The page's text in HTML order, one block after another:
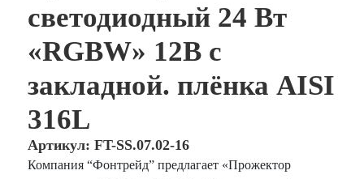
светодиодный 24 Вт
«RGBW» 12В с
закладной. плёнка AISI
316L
Артикул: FT-SS.07.02-16
Компания “Фонтрейд” предлагает «Прожектор